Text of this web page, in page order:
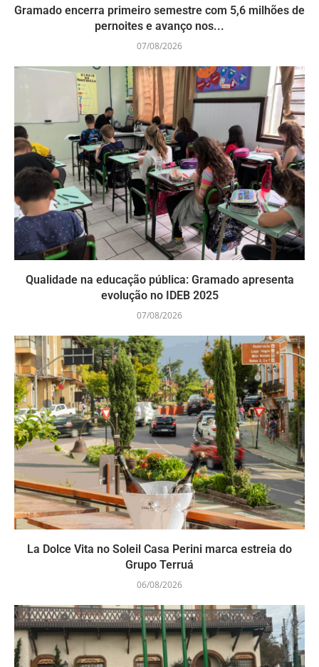
Gramado encerra primeiro semestre com 5,6 milhões de
pernoites e avanço nos...
07/08/2026
Qualidade na educação pública: Gramado apresenta
evolução no IDEB 2025
07/08/2026
La Dolce Vita no Soleil Casa Perini marca estreia do
Grupo Terruá
06/08/2026